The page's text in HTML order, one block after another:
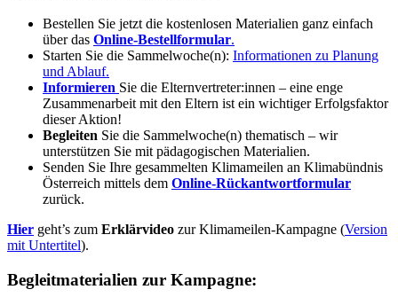
Bestellen Sie jetzt die kostenlosen Materialien ganz einfach
über das Online-Bestellformular.
Starten Sie die Sammelwoche(n): Informationen zu Planung
und Ablauf.
Informieren Sie die Elternvertreter:innen – eine enge
Zusammenarbeit mit den Eltern ist ein wichtiger Erfolgsfaktor
dieser Aktion!
Begleiten Sie die Sammelwoche(n) thematisch – wir
unterstützen Sie mit pädagogischen Materialien.
Senden Sie Ihre gesammelten Klimameilen an Klimabündnis
Österreich mittels dem Online-Rückantwortformular
zurück.
Hier geht’s zum Erklärvideo zur Klimameilen-Kampagne (Version
mit Untertitel).
Begleitmaterialien zur Kampagne: